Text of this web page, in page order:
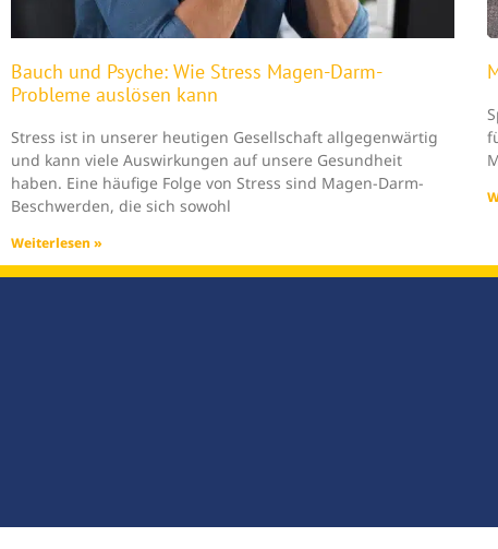
Bauch und Psyche: Wie Stress Magen-Darm-
Probleme auslösen kann
Stress ist in unserer heutigen Gesellschaft allgegenwärtig
und kann viele Auswirkungen auf unsere Gesundheit
haben. Eine häufige Folge von Stress sind Magen-Darm-
Beschwerden, die sich sowohl
Weiterlesen »